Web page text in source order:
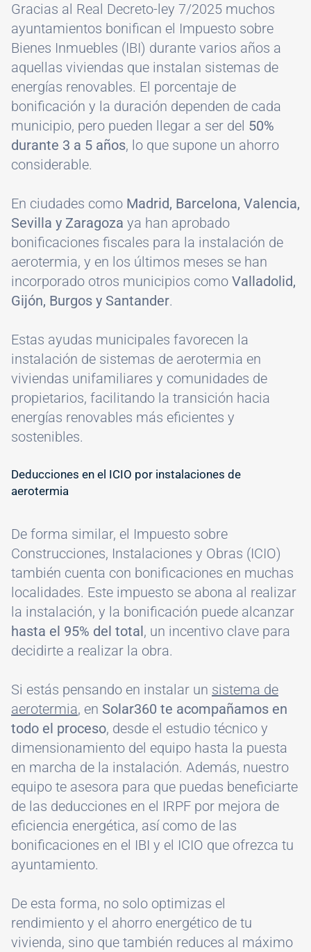
Gracias al Real Decreto-ley 7/2025 muchos
ayuntamientos bonifican el Impuesto sobre
Bienes Inmuebles (IBI) durante varios años a
aquellas viviendas que instalan sistemas de
energías renovables. El porcentaje de
bonificación y la duración dependen de cada
municipio, pero pueden llegar a ser del 50%
durante 3 a 5 años, lo que supone un ahorro
considerable.
En ciudades como Madrid, Barcelona, Valencia,
Sevilla y Zaragoza ya han aprobado
bonificaciones fiscales para la instalación de
aerotermia, y en los últimos meses se han
incorporado otros municipios como Valladolid,
Gijón, Burgos y Santander.
Estas ayudas municipales favorecen la
instalación de sistemas de aerotermia en
viviendas unifamiliares y comunidades de
propietarios, facilitando la transición hacia
energías renovables más eficientes y
sostenibles.
Deducciones en el ICIO por instalaciones de
aerotermia
De forma similar, el Impuesto sobre
Construcciones, Instalaciones y Obras (ICIO)
también cuenta con bonificaciones en muchas
localidades. Este impuesto se abona al realizar
la instalación, y la bonificación puede alcanzar
hasta el 95% del total , un incentivo clave para
decidirte a realizar la obra.
Si estás pensando en instalar un sistema de
aerotermia, en Solar360 te acompañamos en
todo el proceso, desde el estudio técnico y
dimensionamiento del equipo hasta la puesta
en marcha de la instalación. Además, nuestro
equipo te asesora para que puedas beneficiarte
de las deducciones en el IRPF por mejora de
eficiencia energética, así como de las
bonificaciones en el IBI y el ICIO que ofrezca tu
ayuntamiento.
De esta forma, no solo optimizas el
rendimiento y el ahorro energético de tu
vivienda, sino que también reduces al máximo